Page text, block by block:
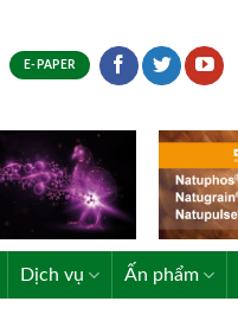
E-PAPER
Dịch vụ Ấn phẩm